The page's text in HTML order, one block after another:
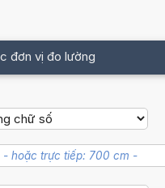
đơn vị đo lường